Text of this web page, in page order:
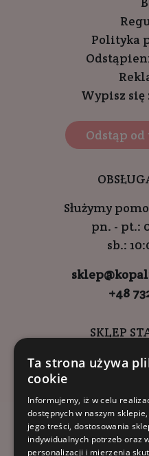
Polityka
Wypisz się
Odstąp
Służymy
pn. - pt.:
sb.:
+48
SKLEP
ul.
Kompleks
godziny
9:00 -
10:00 -
Ta strona używa
cookie
Informujemy, iż w celu
dostępnych w naszym
jego treści, dostosowania
indywidualnych potrzeb oraz
personalizacji i mierzenia